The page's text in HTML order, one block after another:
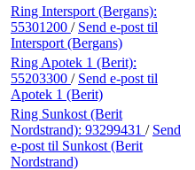
Ring Intersport (Bergans):
55301200 / Send e-post til
Intersport (Bergans)
Ring Apotek 1 (Berit):
55203300 / Send e-post til
Apotek 1 (Berit)
Ring Sunkost (Berit
Nordstrand): 93299431 / Send
e-post til Sunkost (Berit
Nordstrand)